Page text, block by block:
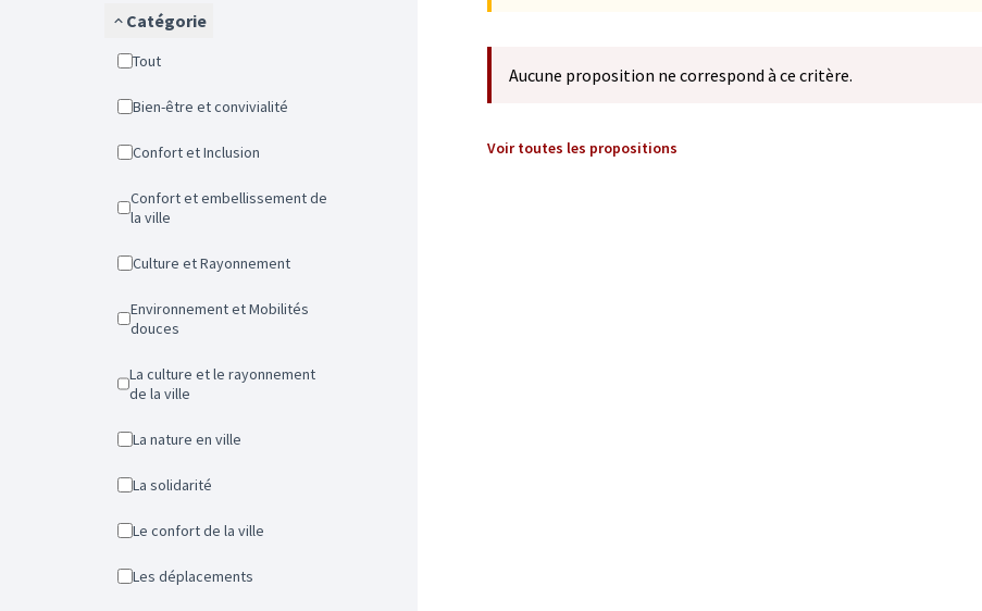
Catégorie
Tout
Bien-être et convivialité
Confort et Inclusion
Confort et embellissement de
la ville
Culture et Rayonnement
Environnement et Mobilités
douces
La culture et le rayonnement
de la ville
La nature en ville
La solidarité
Le confort de la ville
Les déplacements
Aucune proposition ne correspond à ce critère.
Voir toutes les propositions